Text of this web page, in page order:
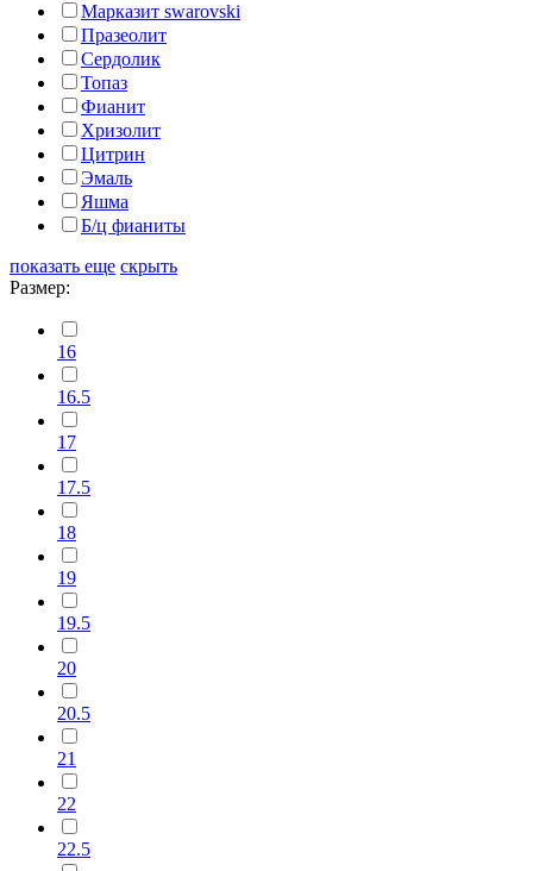
Марказит swarovski
Празеолит
Сердолик
Топаз
Фианит
Хризолит
Цитрин
Эмаль
Яшма
Б/ц фианиты
показать еще скрыть
Размер:
16
16.5
17
17.5
18
19
19.5
20
20.5
21
22
22.5